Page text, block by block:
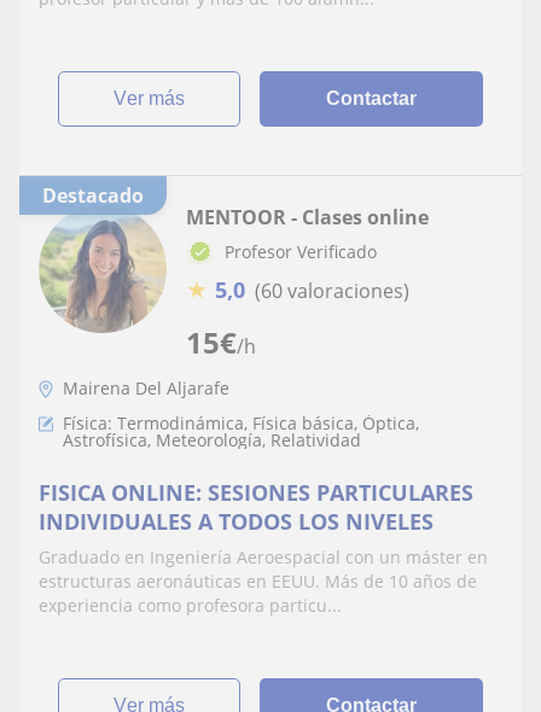
ver más Contactar
Destacado
15€/h
MENTOOR - Clases online
Profesor Verificado
★ 5,0 (60 valoraciones)
Mairena Del Aljarafe
Física: Termodinámica, Física básica, Óptica,
Astrofísica, Meteorología, Relatividad
FISICA ONLINE: SESIONES PARTICULARES
INDIVIDUALES A TODOS LOS NIVELES
Graduado en Ingeniería Aeroespacial con un máster en
estructuras aeronáuticas en EEUU. Más de 10 años de
experiencia como profesora particu...
ver más Contactar